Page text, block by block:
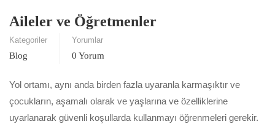
Aileler ve Öğretmenler
Kategoriler
Blog
Yorumlar
0 Yorum
Yol ortamı, aynı anda birden fazla uyaranla karmaşıktır ve
çocukların, aşamalı olarak ve yaşlarına ve özelliklerine
uyarlanarak güvenli koşullarda kullanmayı öğrenmeleri gerekir.